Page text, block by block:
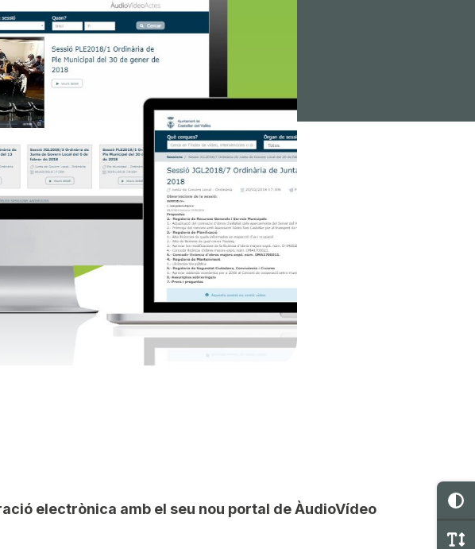
electrònica amb el seu nou portal de ÀudioVídeo